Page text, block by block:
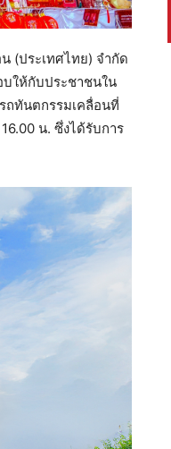
(ประเทศไทย) จำกัด
บให้กับประชาชนใน
ถทันตกรรมเคลื่อนที่
น. ซึ่งได้รับการ